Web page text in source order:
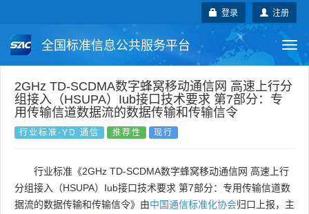
注册
登录
全国标准信息公共服务平台
国家标准 行业标准 地方标准
团体标准 企业标准 国际标准
2GHz TD-SCDMA数字蜂窝移动通信网 高速上行分
组接入（HSUPA）Iub接口技术要求 第7部分：专
用传输信道数据流的数据传输和传输信令
行业标准-YD 通信 推荐性 现行
行业标准《2GHz TD-SCDMA数字蜂窝移动通信网 高速上行
分组接入（HSUPA）Iub接口技术要求 第7部分：专用传输信道数
据流的数据传输和传输信令》由中国通信标准化协会归口上报，主